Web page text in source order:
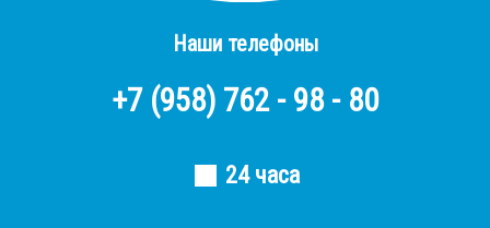
Наши телефоны
+7 (958) 762 - 98 - 80
24 часа